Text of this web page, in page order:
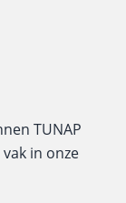
TUNAP
in onze